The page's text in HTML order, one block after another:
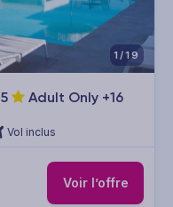
1/19
5 Adult Only +16
Vol inclus
Voir l’offre